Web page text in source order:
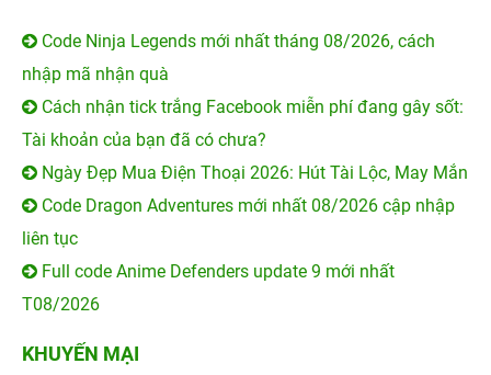
Code Ninja Legends mới nhất tháng 08/2026, cách
nhập mã nhận quà
Cách nhận tick trắng Facebook miễn phí đang gây sốt:
Tài khoản của bạn đã có chưa?
Ngày Đẹp Mua Điện Thoại 2026: Hút Tài Lộc, May Mắn
Code Dragon Adventures mới nhất 08/2026 cập nhập
liên tục
Full code Anime Defenders update 9 mới nhất
T08/2026
KHUYẾN MẠI